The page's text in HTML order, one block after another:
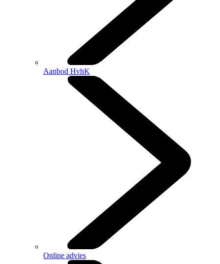
Aanbod HvhK
Online advies